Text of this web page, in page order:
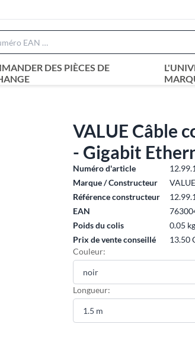
DES PIÈCES DE
VALUE Câble
- Gigabit
Numéro d'article
Marque / Constructeur
VALUE
Référence constructeur
EAN
Poids du colis
0.05 kg
Prix de vente conseillé
13.50
Couleur:
Longueur: